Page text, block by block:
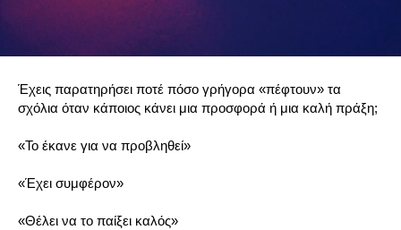
Έχεις παρατηρήσει ποτέ πόσο γρήγορα «πέφτουν» τα
σχόλια όταν κάποιος κάνει μια προσφορά ή μια καλή πράξη;
«Το έκανε για να προβληθεί»
«Έχει συμφέρον»
«Θέλει να το παίξει καλός»